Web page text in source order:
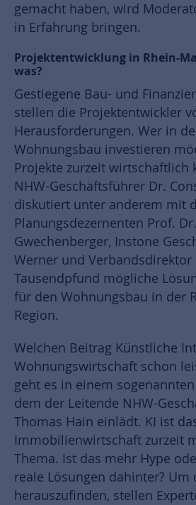
gemacht haben, wird
in Erfahrung bringen.
Projektentwicklung in Rhein-
was?
Gestiegene Bau- und
stellen die Projektentwickler
Herausforderungen. Wer in
Wohnungsbau investieren
Projekte zurzeit wirtschaftlich
NHW-Geschäftsführer Dr.
diskutiert unter anderem mit
Planungsdezernenten Prof.
Gwechenberger, Instone
Werner und Verbandsdirektor
Tausendpfund mögliche
für den Wohnungsbau in der
Region.
Welchen Beitrag Künstliche
Wohnungswirtschaft schon
geht es in einem
dem der Leitende NHW-
Thomas Hain einlädt. KI ist
Immobilienwirtschaft zurzeit
Thema. Ist das mehr Hype
reale Lösungen dahinter? Um
herauszufinden, stellen